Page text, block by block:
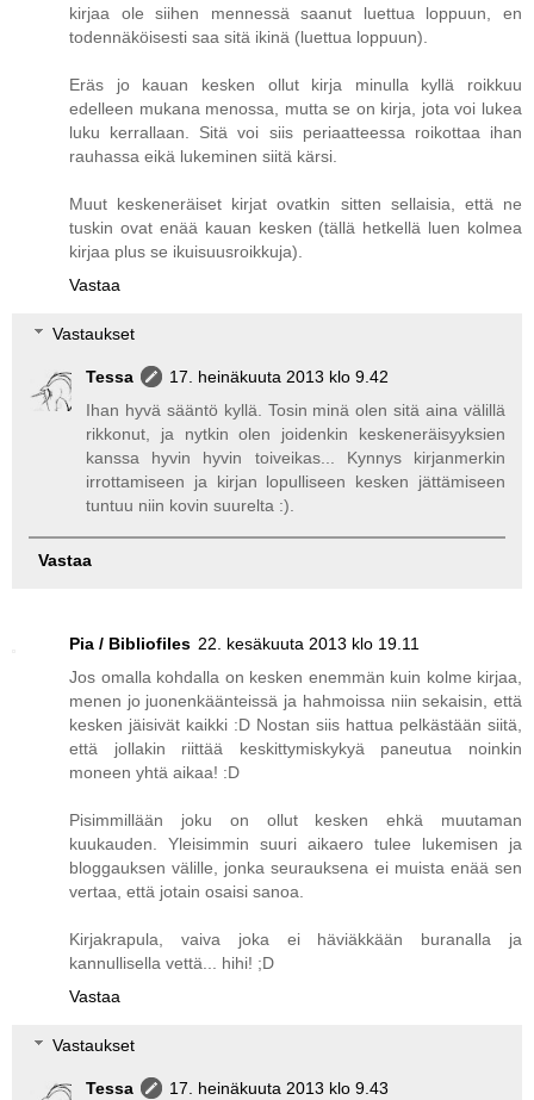
kirjaa ole siihen mennessä saanut luettua loppuun, en
todennäköisesti saa sitä ikinä (luettua loppuun).
Eräs jo kauan kesken ollut kirja minulla kyllä roikkuu
edelleen mukana menossa, mutta se on kirja, jota voi lukea
luku kerrallaan. Sitä voi siis periaatteessa roikottaa ihan
rauhassa eikä lukeminen siitä kärsi.
Muut keskeneräiset kirjat ovatkin sitten sellaisia, että ne
tuskin ovat enää kauan kesken (tällä hetkellä luen kolmea
kirjaa plus se ikuisuusroikkuja).
Vastaa
Vastaukset
Tessa
17. heinäkuuta 2013 klo 9.42
Ihan hyvä sääntö kyllä. Tosin minä olen sitä aina välillä
rikkonut, ja nytkin olen joidenkin keskeneräisyyksien
kanssa hyvin hyvin toiveikas... Kynnys kirjanmerkin
irrottamiseen ja kirjan lopulliseen kesken jättämiseen
tuntuu niin kovin suurelta :).
Vastaa
Pia / Bibliofiles 22. kesäkuuta 2013 klo 19.11
Jos omalla kohdalla on kesken enemmän kuin kolme kirjaa,
menen jo juonenkäänteissä ja hahmoissa niin sekaisin, että
kesken jäisivät kaikki :D Nostan siis hattua pelkästään siitä,
että jollakin riittää keskittymiskykyä paneutua noinkin
moneen yhtä aikaa! :D
Pisimmillään joku on ollut kesken ehkä muutaman
kuukauden. Yleisimmin suuri aikaero tulee lukemisen ja
bloggauksen välille, jonka seurauksena ei muista enää sen
vertaa, että jotain osaisi sanoa.
Kirjakrapula, vaiva joka ei häviäkkään buranalla ja
kannullisella vettä... hihi! ;D
Vastaa
Vastaukset
Tessa
17. heinäkuuta 2013 klo 9.43